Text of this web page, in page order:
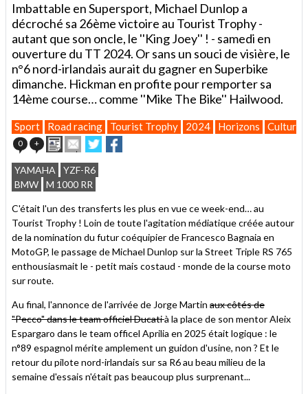
Imbattable en Supersport, Michael Dunlop a
décroché sa 26ème victoire au Tourist Trophy -
autant que son oncle, le ''King Joey'' ! - samedi en
ouverture du TT 2024. Or sans un souci de visière, le
n°6 nord-irlandais aurait du gagner en Superbike
dimanche. Hickman en profite pour remporter sa
14ème course… comme ''Mike The Bike'' Hailwood.
Sport Road racing Tourist Trophy 2024 Horizons Culture
0 + ImprimerEnvoyer
cet
article
à
un
Partager
sur
Twitter
sur
YAMAHA
YZF-R6
BMW
M 1000 RR
C'était l'un des transferts les plus en vue ce week-end… au
Tourist Trophy ! Loin de toute l'agitation médiatique créée autour
de la nomination du futur coéquipier de Francesco Bagnaia en
MotoGP, le passage de Michael Dunlop sur la Street Triple RS 765
enthousiasmait le - petit mais costaud - monde de la course moto
sur route.
Au final, l'annonce de l'arrivée de Jorge Martin aux côtés de
"Pecco" dans le team officiel Ducatià la place de son mentor Aleix
Espargaro dans le team officel Aprilia en 2025 était logique : le
n°89 espagnol mérite amplement un guidon d'usine, non ? Et le
retour du pilote nord-irlandais sur sa R6 au beau milieu de la
semaine d'essais n'était pas beaucoup plus surprenant...